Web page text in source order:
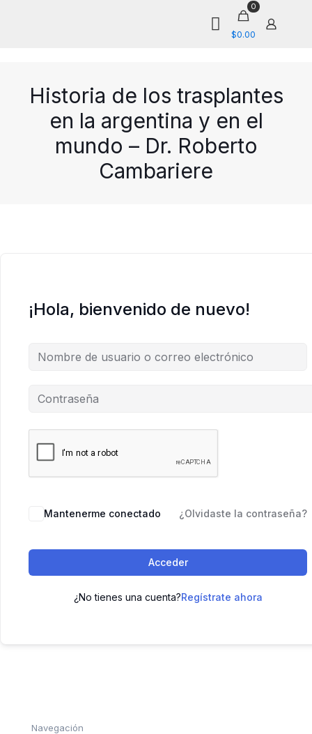
0
$0.00
Historia de los trasplantes
en la argentina y en el
mundo – Dr. Roberto
Cambariere
¡Hola, bienvenido de nuevo!
Mantenerme conectado ¿Olvidaste la contraseña?
Acceder
¿No tienes una cuenta?Regístrate ahora
Navegación